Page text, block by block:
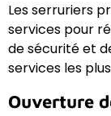
Les serruriers
services pour
de sécurité et
services les
Ouverture